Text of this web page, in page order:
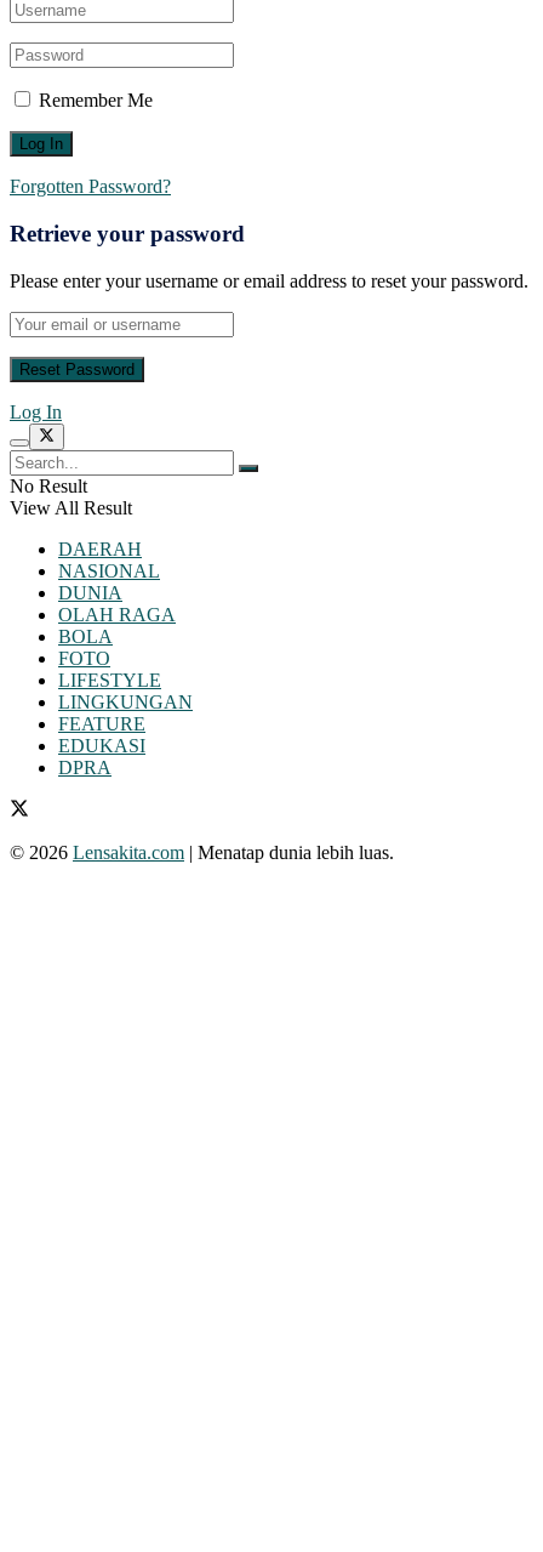
Remember Me
Forgotten Password?
Retrieve your password
Please enter your username or email address to reset your password.
Log In
No Result
View All Result
DAERAH
NASIONAL
DUNIA
OLAH RAGA
BOLA
FOTO
LIFESTYLE
LINGKUNGAN
FEATURE
EDUKASI
DPRA
© 2026 Lensakita.com | Menatap dunia lebih luas.